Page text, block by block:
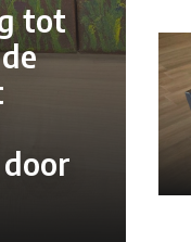
tot